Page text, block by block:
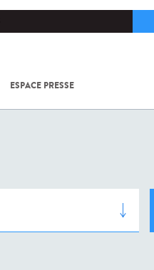
ESPACE PRESSE
COV-2 /